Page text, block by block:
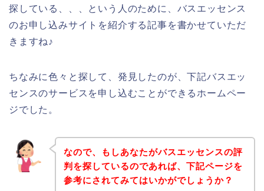
探している、、、という人のために、バスエッセンス
のお申し込みサイトを紹介する記事を書かせていただ
きますね♪
ちなみに色々と探して、発見したのが、下記バスエッ
センスのサービスを申し込むことができるホームペー
ジでした。
なので、もしあなたがバスエッセンスの評
判を探しているのであれば、下記ページを
参考にされてみてはいかがでしょうか？